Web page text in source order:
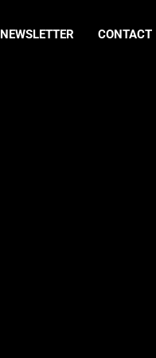
NEWSLETTER CONTACT